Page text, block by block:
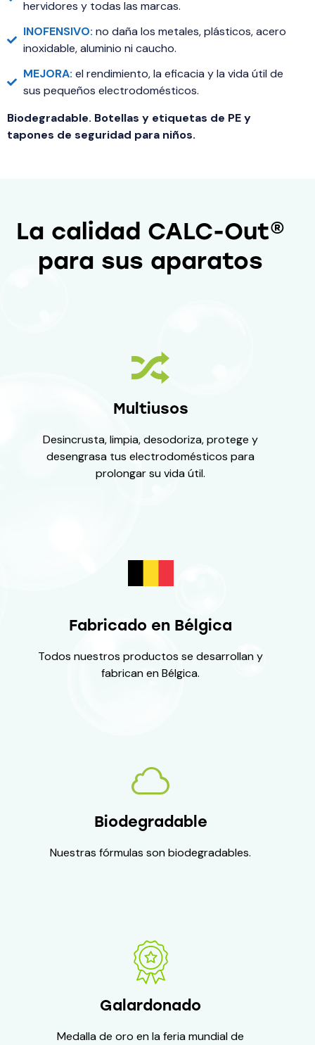
hervidores y todas las marcas.
INOFENSIVO: no daña los metales, plásticos, acero
inoxidable, aluminio ni caucho.
MEJORA: el rendimiento, la eficacia y la vida útil de
sus pequeños electrodomésticos.
Biodegradable. Botellas y etiquetas de PE y
tapones de seguridad para niños.
La calidad CALC-Out®
para sus aparatos
Multiusos
Desincrusta, limpia, desodoriza, protege y
desengrasa tus electrodomésticos para
prolongar su vida útil.
Fabricado en Bélgica
Todos nuestros productos se desarrollan y
fabrican en Bélgica.
Biodegradable
Nuestras fórmulas son biodegradables.
Galardonado
Medalla de oro en la feria mundial de